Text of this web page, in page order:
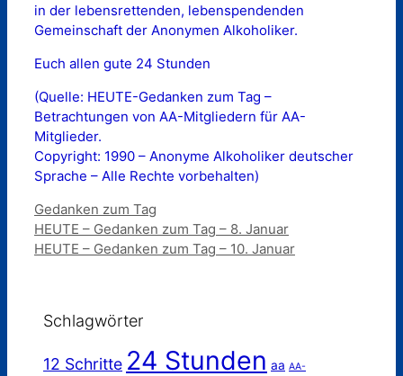
in der lebensrettenden, lebenspendenden
Gemeinschaft der Anonymen Alkoholiker.
Euch allen gute 24 Stunden
(Quelle: HEUTE-Gedanken zum Tag –
Betrachtungen von AA-Mitgliedern für AA-
Mitglieder.
Copyright: 1990 – Anonyme Alkoholiker deutscher
Sprache – Alle Rechte vorbehalten)
Kategorien
Gedanken zum Tag
HEUTE – Gedanken zum Tag – 8. Januar
HEUTE – Gedanken zum Tag – 10. Januar
Schlagwörter
12 Schritte 24 Stunden aa AA-